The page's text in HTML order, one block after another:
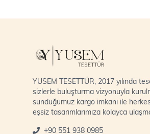
YUSEM TESETTÜR, 2017 yılında
sizlerle buluşturma vizyonuyla
sunduğumuz kargo imkanı ile
eşsiz tasarımlarımıza kolayca
+90 551 938 0985